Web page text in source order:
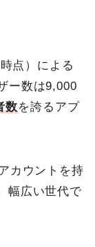
点）による
ー数は9,000
数を誇るアプ
カウントを持
幅広い世代で